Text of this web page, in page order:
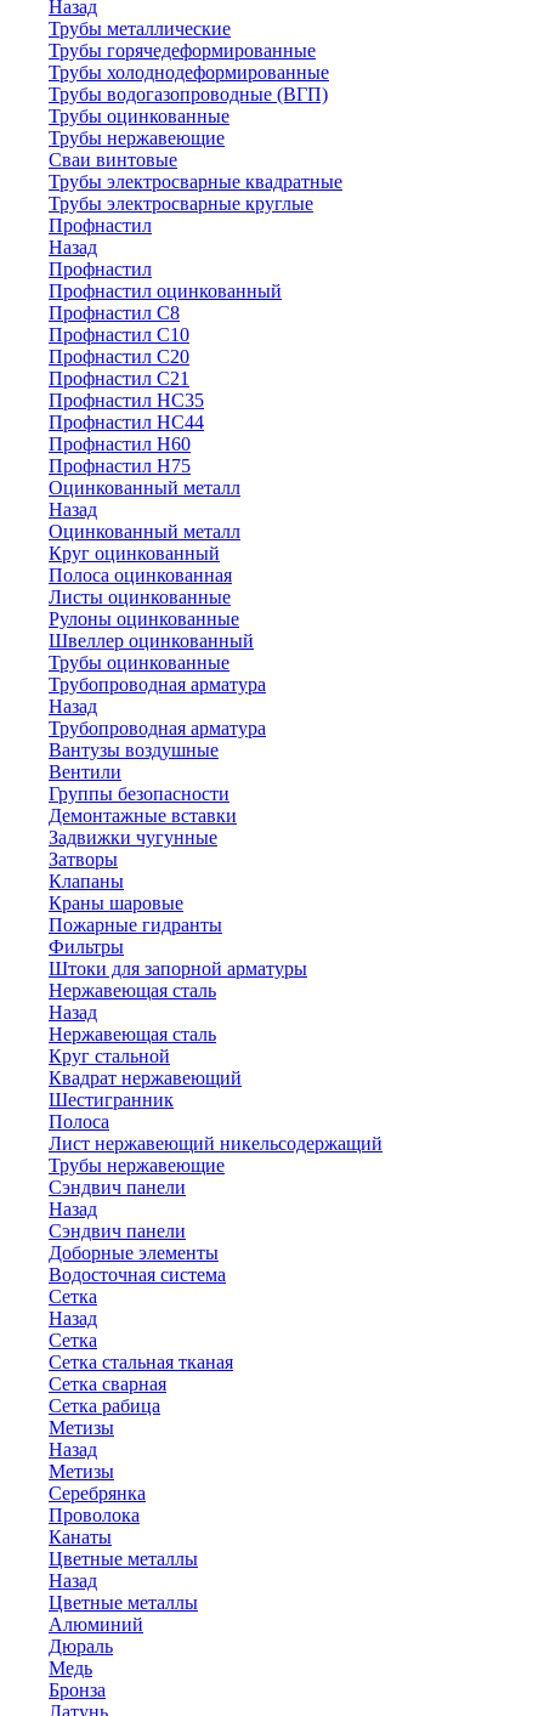
Назад
Трубы металлические
Трубы горячедеформированные
Трубы холоднодеформированные
Трубы водогазопроводные (ВГП)
Трубы оцинкованные
Трубы нержавеющие
Сваи винтовые
Трубы электросварные квадратные
Трубы электросварные круглые
Профнастил
Назад
Профнастил
Профнастил оцинкованный
Профнастил С8
Профнастил С10
Профнастил С20
Профнастил С21
Профнастил НС35
Профнастил НС44
Профнастил Н60
Профнастил Н75
Оцинкованный металл
Назад
Оцинкованный металл
Круг оцинкованный
Полоса оцинкованная
Листы оцинкованные
Рулоны оцинкованные
Швеллер оцинкованный
Трубы оцинкованные
Трубопроводная арматура
Назад
Трубопроводная арматура
Вантузы воздушные
Вентили
Группы безопасности
Демонтажные вставки
Задвижки чугунные
Затворы
Клапаны
Краны шаровые
Пожарные гидранты
Фильтры
Штоки для запорной арматуры
Нержавеющая сталь
Назад
Нержавеющая сталь
Круг стальной
Квадрат нержавеющий
Шестигранник
Полоса
Лист нержавеющий никельсодержащий
Трубы нержавеющие
Сэндвич панели
Назад
Сэндвич панели
Доборные элементы
Водосточная система
Сетка
Назад
Сетка
Сетка стальная тканая
Сетка сварная
Сетка рабица
Метизы
Назад
Метизы
Серебрянка
Проволока
Канаты
Цветные металлы
Назад
Цветные металлы
Алюминий
Дюраль
Медь
Бронза
Латунь